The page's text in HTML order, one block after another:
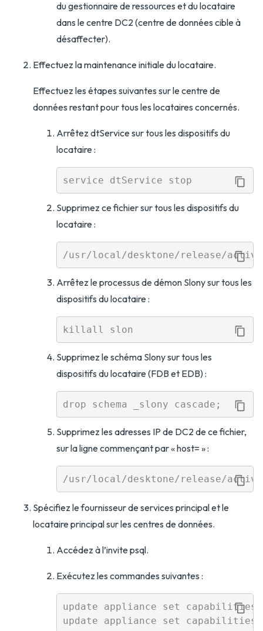
du gestionnaire de ressources et du locataire
dans le centre DC2 (centre de données cible à
désaffecter).
Effectuez la maintenance initiale du locataire.
Effectuez les étapes suivantes sur le centre de
données restant pour tous les locataires concernés.
Arrêtez dtService sur tous les dispositifs du
locataire :
Supprimez ce fichier sur tous les dispositifs du
locataire :
Arrêtez le processus de démon Slony sur tous les
dispositifs du locataire :
Supprimez le schéma Slony sur tous les
dispositifs du locataire (FDB et EDB) :
Supprimez les adresses IP de DC2 de ce fichier,
sur la ligne commençant par « host= » :
Spécifiez le fournisseur de services principal et le
locataire principal sur les centres de données.
Accédez à l’invite psql.
Exécutez les commandes suivantes :
update appliance set capabilities =